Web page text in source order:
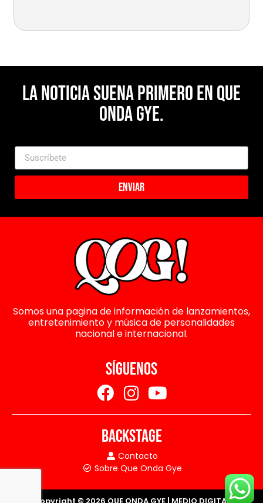
La noticia suena primero en Que
Onda Gye.
Enviar
Somos una pagina de información de lanzamientos,
entretenimiento y música de personalidades
nacional e internacional.
SÍGUENOS
BACKSTAGE
Contacto
Sobre Que Onda Gye
Copyright © 2026 QUE ONDA GYE | MEDIO DIGITAL